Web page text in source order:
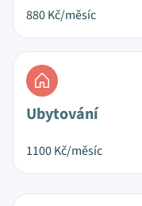
880Kč/měsíc
Ubytování
1100Kč/měsíc